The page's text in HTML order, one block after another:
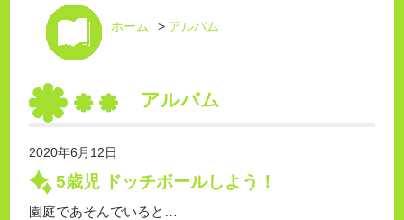
ホーム > アルバム
アルバム
2020年6月12日
5歳児 ドッチボールしよう！
園庭であそんでいると…